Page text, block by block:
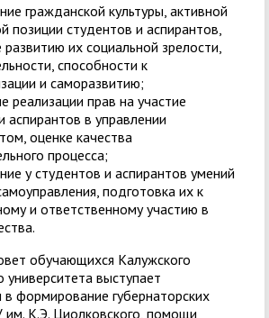
гражданской культуры, активной
позиции студентов и аспирантов,
их социальной зрелости,
способности к
и саморазвитию;
реализации прав на участие
аспирантов в управлении
оценке качества
процесса;
у студентов и аспирантов умений
подготовка их к
и ответственному участию в
обучающихся Калужского
университета выступает
в формирование губернаторских
им. К.Э. Циолковского, помощи